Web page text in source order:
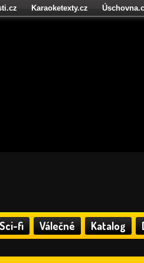
Sci-fi Válečné Katalog
Karaoketexty.cz